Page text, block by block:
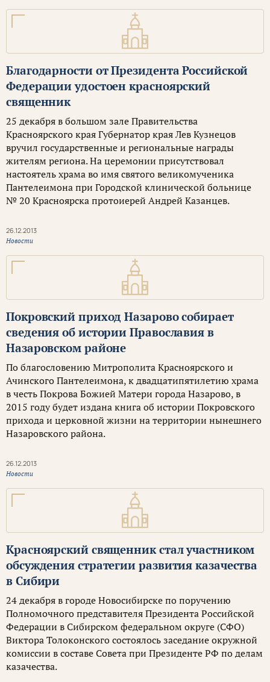
Благодарности от Президента Российской
Федерации удостоен красноярский
священник
25 декабря в большом зале Правительства
Красноярского края Губернатор края Лев Кузнецов
вручил государственные и региональные награды
жителям региона. На церемонии присутствовал
настоятель храма во имя святого великомученика
Пантелеимона при Городской клинической больнице
№ 20 Красноярска протоиерей Андрей Казанцев.
26.12.2013
Новости
Покровский приход Назарово собирает
сведения об истории Православия в
Назаровском районе
По благословению Митрополита Красноярского и
Ачинского Пантелеимона, к двадцатипятилетию храма
в честь Покрова Божией Матери города Назарово, в
2015 году будет издана книга об истории Покровского
прихода и церковной жизни на территории нынешнего
Назаровского района.
26.12.2013
Новости
Красноярский священник стал участником
обсуждения стратегии развития казачества
в Сибири
24 декабря в городе Новосибирске по поручению
Полномочного представителя Президента Российской
Федерации в Сибирском федеральном округе (СФО)
Виктора Толоконского состоялось заседание окружной
комиссии в составе Совета при Президенте РФ по делам
казачества.